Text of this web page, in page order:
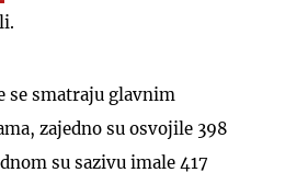
se smatraju glavnim
zajedno su osvojile 398
su sazivu imale 417